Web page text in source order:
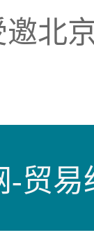
北
-贸